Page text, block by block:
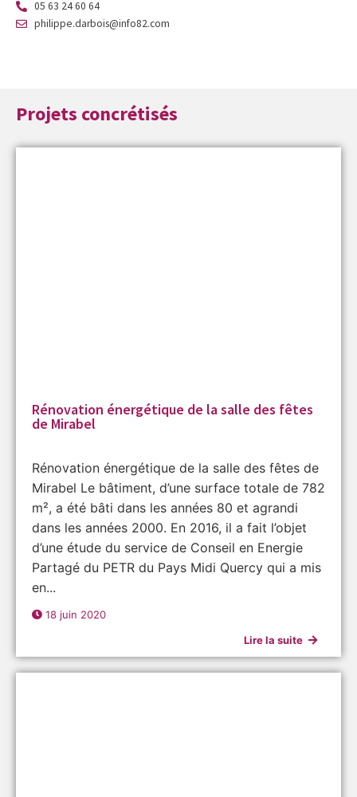
05 63 24 60 64
philippe.darbois@info82.com
Projets concrétisés
Rénovation énergétique de la salle des fêtes
de Mirabel
Rénovation énergétique de la salle des fêtes de
Mirabel Le bâtiment, d’une surface totale de 782
m², a été bâti dans les années 80 et agrandi
dans les années 2000. En 2016, il a fait l’objet
d’une étude du service de Conseil en Energie
Partagé du PETR du Pays Midi Quercy qui a mis
en...
18 juin 2020
Lire la suite